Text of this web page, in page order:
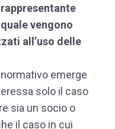
vengono
all’uso delle
emerge
solo il caso
sia un socio o
il caso in cui